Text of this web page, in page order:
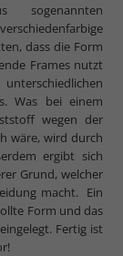
sogenannten
dass die Form
Frames nutzt
Was bei einem
wegen der
wäre, wird durch
ergibt sich
Grund, welcher
macht. Ein
Form und das
Fertig ist